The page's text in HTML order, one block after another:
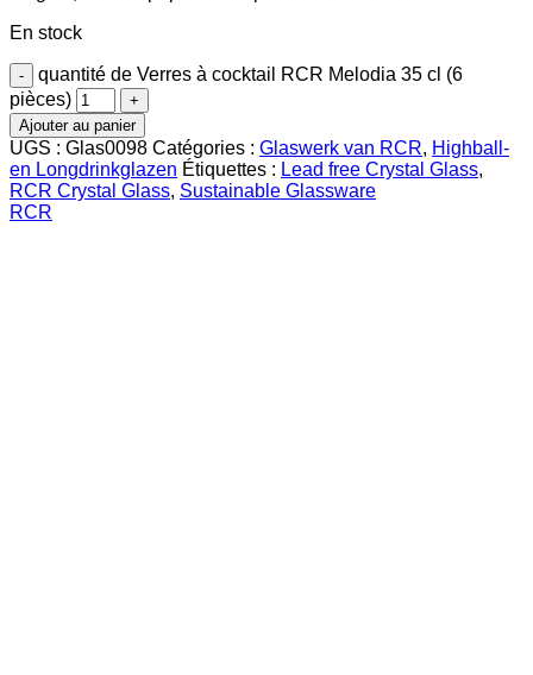
En stock
quantité de Verres à cocktail RCR Melodia 35 cl (6
pièces)
Ajouter au panier
UGS : Glas0098 Catégories : Glaswerk van RCR, Highball-
en Longdrinkglazen Étiquettes : Lead free Crystal Glass,
RCR Crystal Glass, Sustainable Glassware
RCR